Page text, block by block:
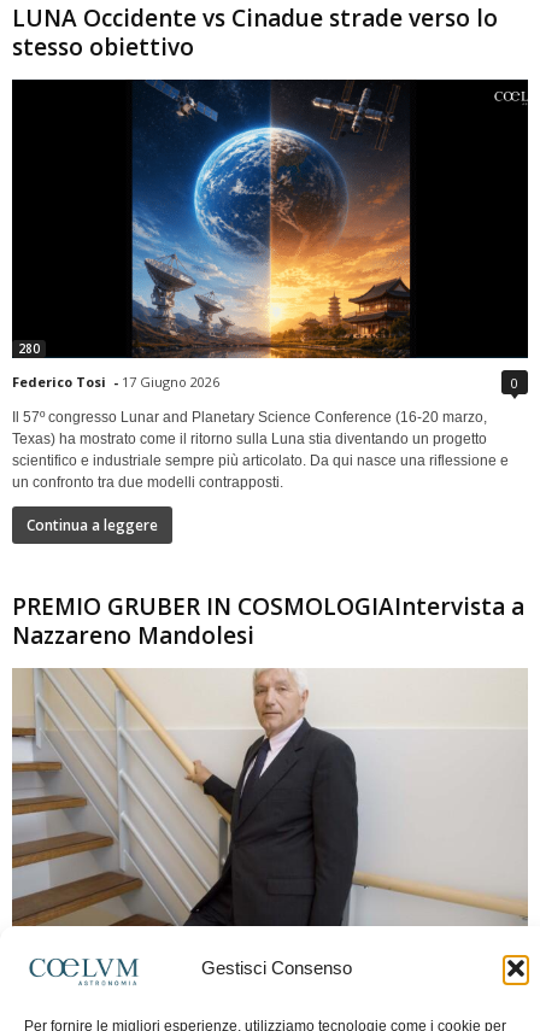
Gestisci Consenso
Per fornire le migliori esperienze, utilizziamo tecnologie come i cookie per
LUNA Occidente vs Cinadue strade verso lo
stesso obiettivo
280
Federico Tosi - 17 Giugno 2026 0
Il 57º congresso Lunar and Planetary Science Conference (16-20 marzo,
Texas) ha mostrato come il ritorno sulla Luna stia diventando un progetto
scientifico e industriale sempre più articolato. Da qui nasce una riflessione e
un confronto tra due modelli contrapposti.
Continua a leggere
PREMIO GRUBER IN COSMOLOGIAIntervista a
Nazzareno Mandolesi
Frida Paolella - 16 Giugno 2026 0
spaziale europea e della missione Planck. Il dialogo ripercorre i principali